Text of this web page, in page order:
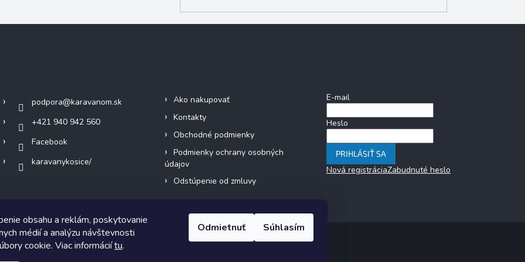
obsahu a reklám, poskytovanie
médií a analýzu návštevnosti
cookie. Viac informáciítu.
Odmietnuť Súhlasím
podpora@karavanom.sk
+421 940 942 560
Facebook
karavanykosice/
Ako nakupovať
Kontakty
Obchodné podmienky
Podmienky ochrany osobných
údajov
Odstúpenie od zmluvy
E-mail
Heslo
PRIHLÁSIŤ SA
Nová registráciaZabudnuté heslo